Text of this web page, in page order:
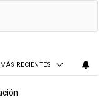
RECIENTES